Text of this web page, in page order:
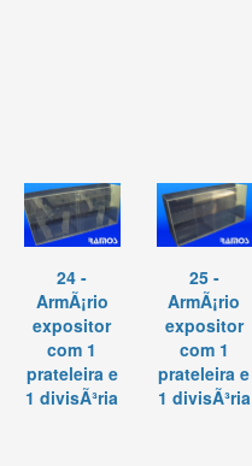
24 -
ArmÃ¡rio
expositor
com 1
prateleira e
1 divisÃ³ria
25 -
ArmÃ¡rio
expositor
com 1
prateleira e
1 divisÃ³ria